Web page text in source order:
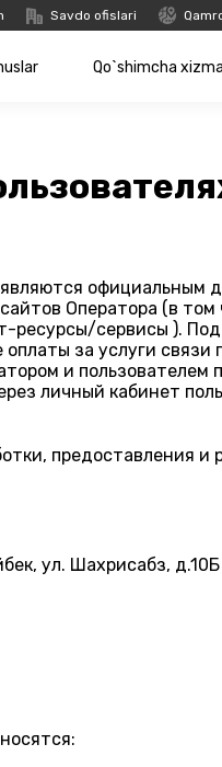
Savdo ofislari
Qo`shimcha
официальным
Оператора (в
ресурсы/сервисы ).
за услуги
и пользователем
личный кабинет
предоставления и
ул. Шахрисабз, д.10Б